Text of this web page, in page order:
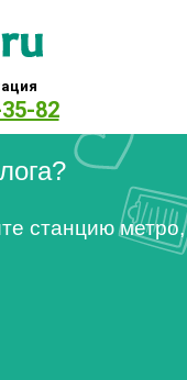
82
станцию метро,